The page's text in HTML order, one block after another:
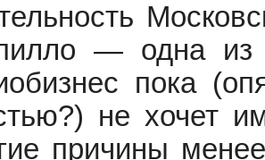
— одна из
пока
не хочет
причины